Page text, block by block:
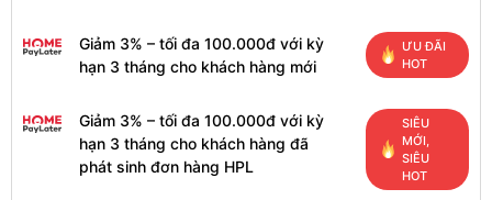
Giảm 3% – tối đa 100.000đ với kỳ
hạn 3 tháng cho khách hàng mới
ƯU ĐÃI
HOT
Giảm 3% – tối đa 100.000đ với kỳ
hạn 3 tháng cho khách hàng đã
phát sinh đơn hàng HPL
SIÊU
MỚI,
SIÊU
HOT